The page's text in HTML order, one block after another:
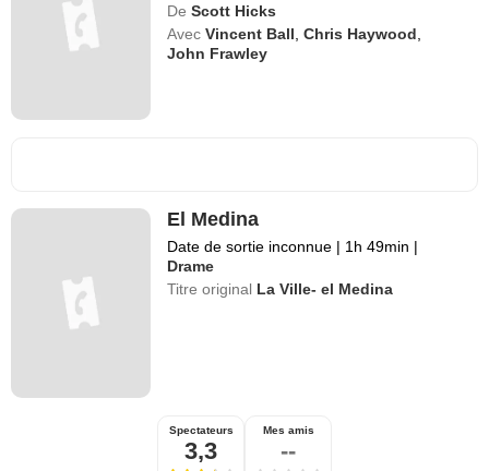
De Scott Hicks
Avec Vincent Ball ,Chris Haywood
John Frawley
El Medina
Date de sortie inconnue | 1h 49min |
Drame
Titre original La Ville- el Medina
Spectateurs
3,3
Mes amis
--